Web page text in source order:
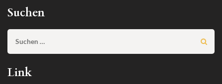
Suchen
Suchen
nach:
Link